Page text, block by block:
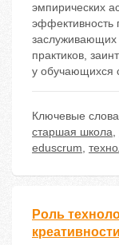
эмпирических
эффективность
заслуживающих
практиков,
у обучающихся
Ключевые
старшая школа,
eduscrum,
Роль